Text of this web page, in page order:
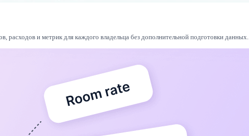
расходов и метрик для каждого владельца без дополнительной подготовки данных.